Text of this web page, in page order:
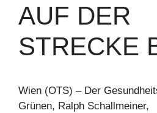
AUF DER
STRECKE
Wien (OTS) – Der
Grünen, Ralph Schallmeiner,